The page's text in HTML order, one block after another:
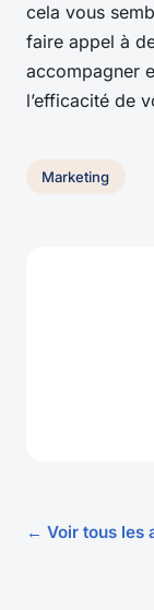
cela vous
faire appel à
accompagner
l’efficacité de
Marketing
← Voir tous les